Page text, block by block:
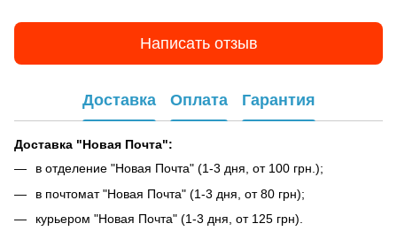
Написать отзыв
Доставка Оплата Гарантия
Доставка "Новая Почта":
в отделение "Новая Почта" (1-3 дня, от 100 грн.);
в почтомат "Новая Почта" (1-3 дня, от 80 грн);
курьером "Новая Почта" (1-3 дня, от 125 грн).